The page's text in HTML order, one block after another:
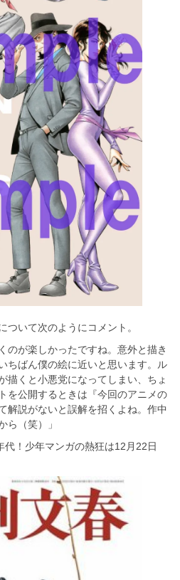
ついて次のようにコメント。
のが楽しかったですね。意外と描き
ちばん僕の絵に近いと思います。ル
描くと小悪党になってしまい、ちょ
を公開するときは『今回のアニメの
解説がないと誤解を招くよね。作中
ら（笑）」
代！少年マンガの熱狂は12月22日